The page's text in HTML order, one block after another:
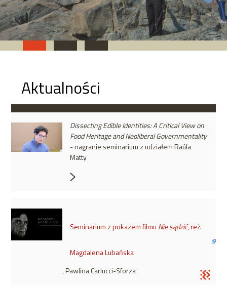
Aktualności
Dissecting Edible Identities: A Critical View on
Food Heritage and Neoliberal Governmentality
- nagranie seminarium z udziałem Raúla
Matty
Seminarium z pokazem filmu Nie sądzić, reż.
Magdalena Lubańska
, Pawlina Carlucci-Sforza